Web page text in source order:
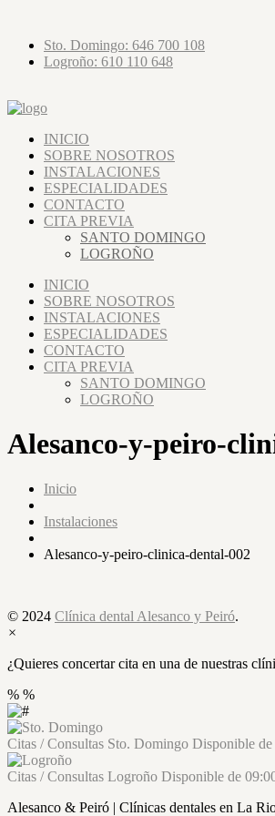
Sto. Domingo: 646 700 108
Logroño: 610 110 648
INICIO
SOBRE NOSOTROS
INSTALACIONES
ESPECIALIDADES
CONTACTO
CITA PREVIA
SANTO DOMINGO
LOGROÑO
INICIO
SOBRE NOSOTROS
INSTALACIONES
ESPECIALIDADES
CONTACTO
CITA PREVIA
SANTO DOMINGO
LOGROÑO
Alesanco-y-peiro-
Inicio
Instalaciones
Alesanco-y-peiro-clinica-dental-002
© 2024 Clínica dental Alesanco y Peiró.
×
¿Quieres concertar cita en una de nuestras
% %
Citas / Consultas Sto. Domingo Disponible de
Citas / Consultas Logroño Disponible de
Alesanco & Peiró | Clínicas dentales en La